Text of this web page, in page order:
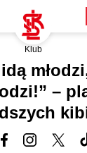
Klub
–